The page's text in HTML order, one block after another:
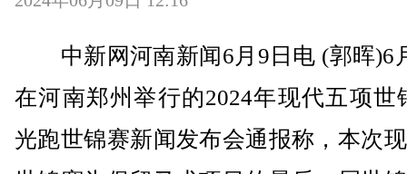
中新网河南新闻6月9日电 (郭晖)6
在河南郑州举行的2024年现代五项世
光跑世锦赛新闻发布会通报称，本次